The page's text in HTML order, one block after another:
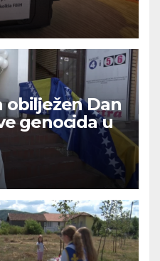
obilježen Dan
genocida u